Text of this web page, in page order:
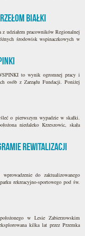
Białki
udziałem pracowników Regionalnej
środowisk wspinaczkowych w
to wynik ogromnej pracy i
osób z Zarządu Fundacji. Poniżej
o pierwszym wypadzie w skałki.
niedaleko Krzeszowic, skała
Rewitalizacji
do zaktualizowanego
rekreacyjno-sportowego pod św.
w Lesie Zabierzowskim
kilka lat przez Przemka